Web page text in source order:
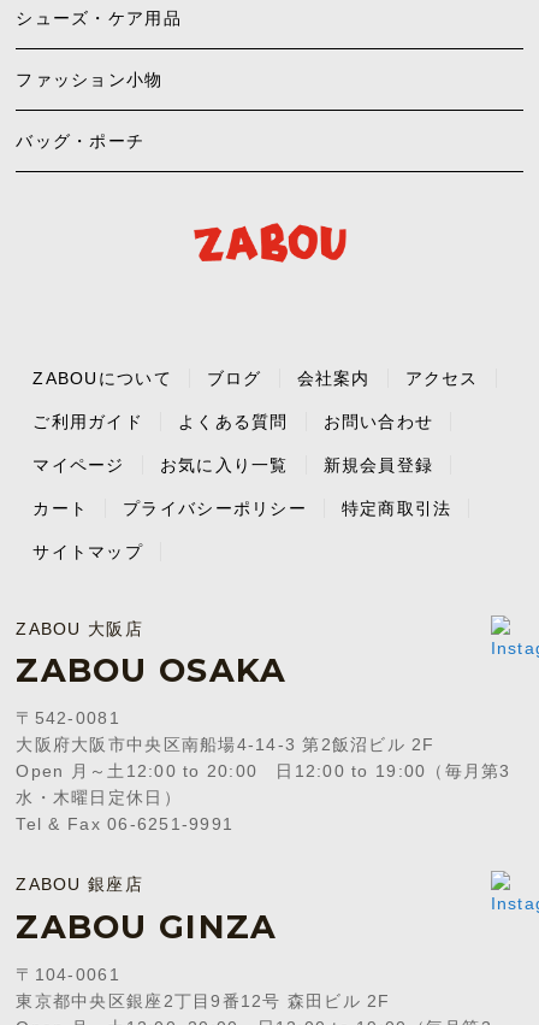
シューズ・ケア用品
ファッション小物
バッグ・ポーチ
ZABOUについて ブログ 会社案内 アクセス
ご利用ガイド よくある質問 お問い合わせ
マイページ お気に入り一覧 新規会員登録
カート プライバシーポリシー 特定商取引法
サイトマップ
ZABOU 大阪店
ZABOU OSAKA
〒542-0081
大阪府大阪市中央区南船場4-14-3 第2飯沼ビル 2F
Open 月～土12:00 to 20:00 日12:00 to 19:00（毎月第3
水・木曜日定休日）
Tel & Fax 06-6251-9991
ZABOU 銀座店
ZABOU GINZA
〒104-0061
東京都中央区銀座2丁目9番12号 森田ビル 2F